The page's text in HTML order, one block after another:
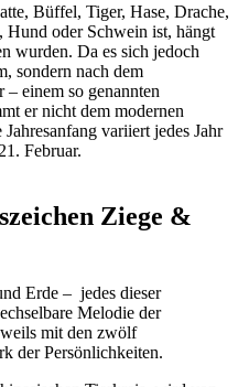
Büffel, Tiger, Hase, Drache,
Hund oder Schwein ist, hängt
wurden. Da es sich jedoch
sondern nach dem
einem so genannten
er nicht dem modernen
variiert jedes Jahr
Februar.
Ziege &
Erde – jedes dieser
Melodie der
mit den zwölf
der Persönlichkeiten.